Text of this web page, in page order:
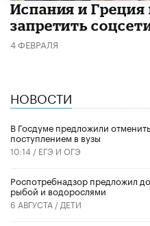
Испания и Греция
запретить
4 ФЕВРАЛЯ
НОВОСТИ
В Госдуме предложили
поступлением в вузы
10:14 / ЕГЭ И ОГЭ
Роспотребнадзор предложил
рыбой и водорослями
6 АВГУСТА / ДЕТИ